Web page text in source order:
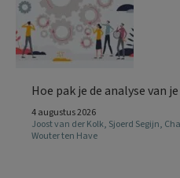
Hoe pak je de analyse van
4 augustus 2026
Joost van der Kolk, Sjoerd Segijn,
Wouter ten Have